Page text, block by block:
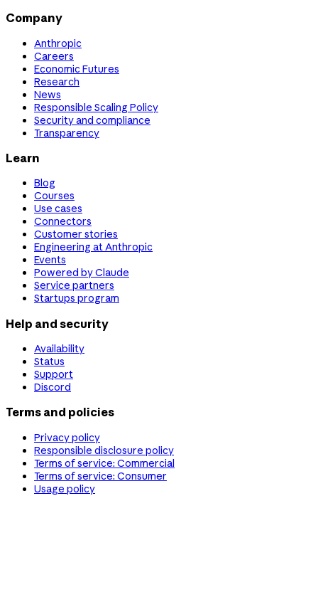
Company
Anthropic
Careers
Economic Futures
Research
News
Responsible Scaling Policy
Security and compliance
Transparency
Learn
Blog
Courses
Use cases
Connectors
Customer stories
Engineering at Anthropic
Events
Powered by Claude
Service partners
Startups program
Help and security
Availability
Status
Support
Discord
Terms and policies
Privacy policy
Responsible disclosure policy
Terms of service: Commercial
Terms of service: Consumer
Usage policy